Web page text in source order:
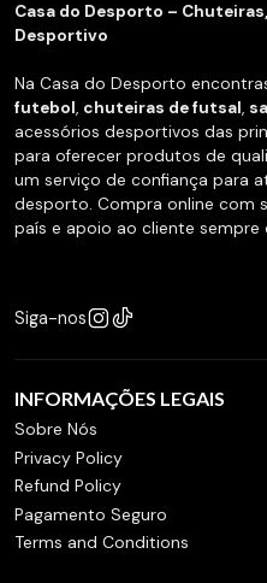
Casa do Desporto –
Desportivo
Na Casa do Desporto
futebol, chuteiras de futsal,
acessórios desportivos das
para oferecer produtos de
um serviço de confiança para
desporto. Compra online com
país e apoio ao cliente sempre
Siga-nos
INFORMAÇÕES LEGAIS
Sobre Nós
Privacy Policy
Refund Policy
Pagamento Seguro
Terms and Conditions